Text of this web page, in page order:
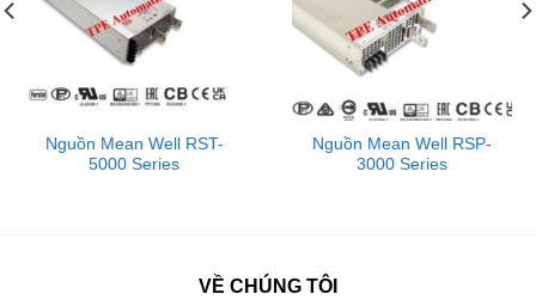
Nguồn Mean Well RST-
5000 Series
Nguồn Mean Well RSP-
3000 Series
VỀ CHÚNG TÔI